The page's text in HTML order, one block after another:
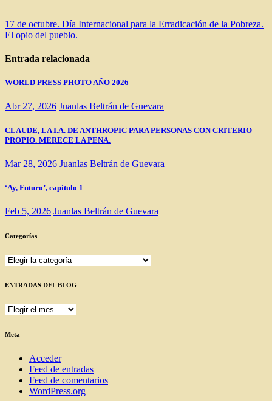
Navegación
de
entradas
17 de octubre. Día Internacional para la Erradicación de la Pobreza.
El opio del pueblo.
Entrada relacionada
WORLD PRESS PHOTO AÑO 2026
Abr 27, 2026 Juanlas Beltrán de Guevara
CLAUDE, LA I.A. DE ANTHROPIC PARA PERSONAS CON CRITERIO
PROPIO. MERECE LA PENA.
Mar 28, 2026 Juanlas Beltrán de Guevara
‘Ay, Futuro’, capítulo 1
Feb 5, 2026 Juanlas Beltrán de Guevara
Categorías
Categorías
ENTRADAS DEL BLOG
ENTRADAS
BLOG
Meta
Acceder
Feed de entradas
Feed de comentarios
WordPress.org